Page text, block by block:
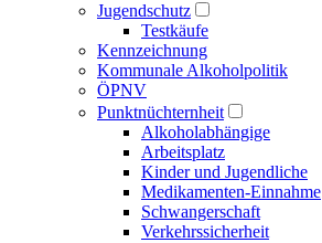
Jugendschutz
Testkäufe
Kennzeichnung
Kommunale Alkoholpolitik
ÖPNV
Punktnüchternheit
Alkoholabhängige
Arbeitsplatz
Kinder und Jugendliche
Medikamenten-Einnahme
Schwangerschaft
Verkehrssicherheit